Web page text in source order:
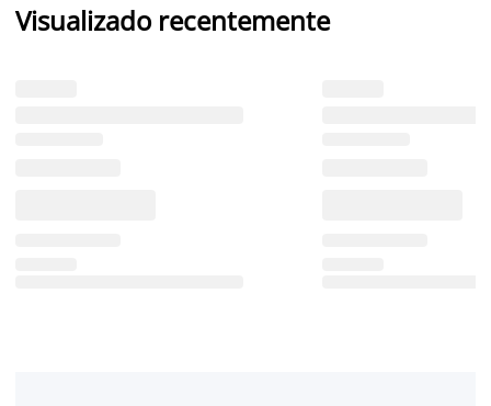
Visualizado recentemente